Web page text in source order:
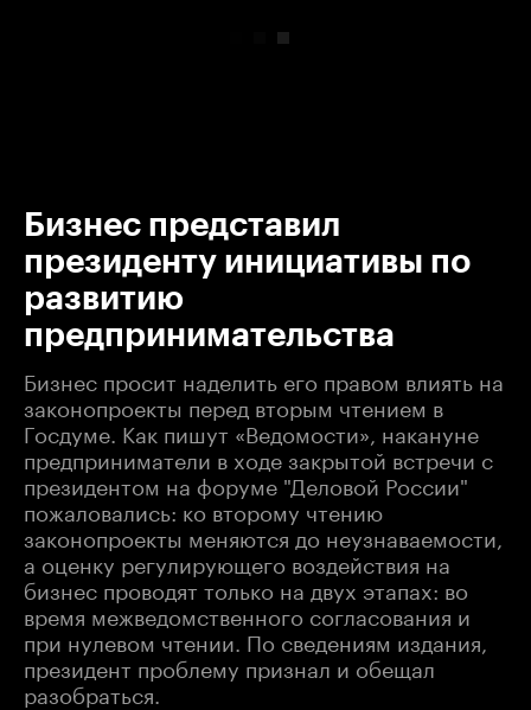
Бизнес представил
президенту инициативы по
развитию
предпринимательства
Бизнес просит наделить его правом влиять на
законопроекты перед вторым чтением в
Госдуме. Как пишут «Ведомости», накануне
предприниматели в ходе закрытой встречи с
президентом на форуме "Деловой России"
пожаловались: ко второму чтению
законопроекты меняются до неузнаваемости,
а оценку регулирующего воздействия на
бизнес проводят только на двух этапах: во
время межведомственного согласования и
при нулевом чтении. По сведениям издания,
президент проблему признал и обещал
разобраться.